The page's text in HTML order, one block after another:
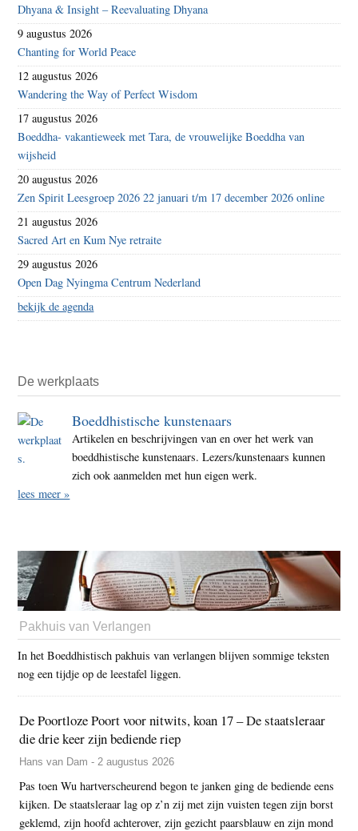
Dhyana & Insight – Reevaluating Dhyana
9 augustus 2026
Chanting for World Peace
12 augustus 2026
Wandering the Way of Perfect Wisdom
17 augustus 2026
Boeddha- vakantieweek met Tara, de vrouwelijke Boeddha van
wijsheid
20 augustus 2026
Zen Spirit Leesgroep 2026 22 januari t/m 17 december 2026 online
21 augustus 2026
Sacred Art en Kum Nye retraite
29 augustus 2026
Open Dag Nyingma Centrum Nederland
bekijk de agenda
De werkplaats
Boeddhistische kunstenaars
Artikelen en beschrijvingen van en over het werk van
boeddhistische kunstenaars. Lezers/kunstenaars kunnen
zich ook aanmelden met hun eigen werk.
lees meer »
Pakhuis van Verlangen
In het Boeddhistisch pakhuis van verlangen blijven sommige teksten
nog een tijdje op de leestafel liggen.
De Poortloze Poort voor nitwits, koan 17 – De staatsleraar
die drie keer zijn bediende riep
Hans van Dam - 2 augustus 2026
Pas toen Wu hartverscheurend begon te janken ging de bediende eens
kijken. De staatsleraar lag op z’n zij met zijn vuisten tegen zijn borst
geklemd, zijn hoofd achterover, zijn gezicht paarsblauw en zijn mond